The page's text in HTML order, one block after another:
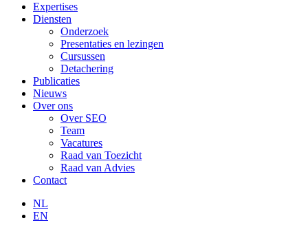
Expertises
Diensten
Onderzoek
Presentaties en lezingen
Cursussen
Detachering
Publicaties
Nieuws
Over ons
Over SEO
Team
Vacatures
Raad van Toezicht
Raad van Advies
Contact
NL
EN